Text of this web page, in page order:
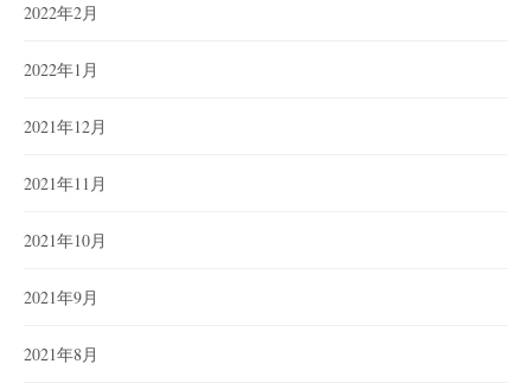
2022年2月
2022年1月
2021年12月
2021年11月
2021年10月
2021年9月
2021年8月